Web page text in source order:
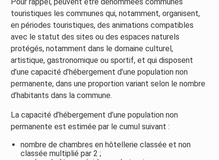
touristiques les communes qui, notamment, organisent,
en périodes touristiques, des animations compatibles
avec le statut des sites ou des espaces naturels
protégés, notamment dans le domaine culturel,
artistique, gastronomique ou sportif, et qui disposent
d’une capacité d’hébergement d’une population non
permanente, dans une proportion variant selon le nombre
d’habitants dans la commune.
La capacité d’hébergement d’une population non
permanente est estimée par le cumul suivant :
nombre de chambres en hôtellerie classée et non
classée multiplié par 2 ;